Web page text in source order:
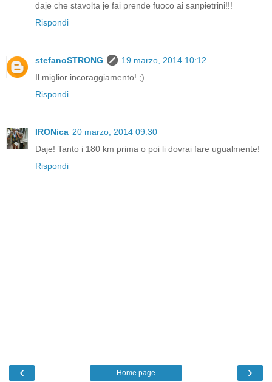
daje che stavolta je fai prende fuoco ai sanpietrini!!!
Rispondi
stefanoSTRONG
19 marzo, 2014 10:12
Il miglior incoraggiamento! ;)
Rispondi
IRONica 20 marzo, 2014 09:30
Daje! Tanto i 180 km prima o poi li dovrai fare ugualmente!
Rispondi
‹ ›
Home page